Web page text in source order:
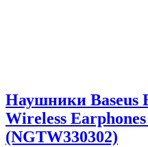
Наушники Baseus
Wireless
(NGTW330302)